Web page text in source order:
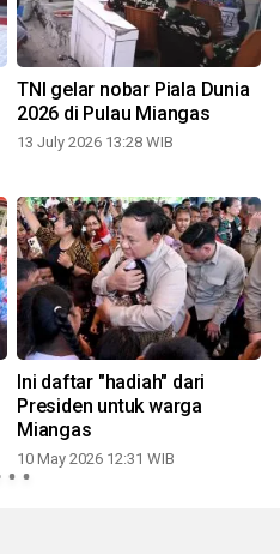
TNI gelar nobar Piala Dunia
2026 di Pulau Miangas
13 July 2026 13:28 WIB
Ini daftar "hadiah" dari
Presiden untuk warga
Miangas
10 May 2026 12:31 WIB